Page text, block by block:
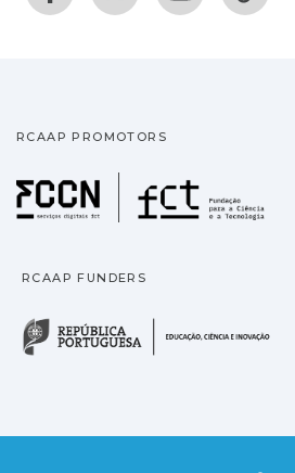
RCAAP PROMOTORS
RCAAP FUNDERS